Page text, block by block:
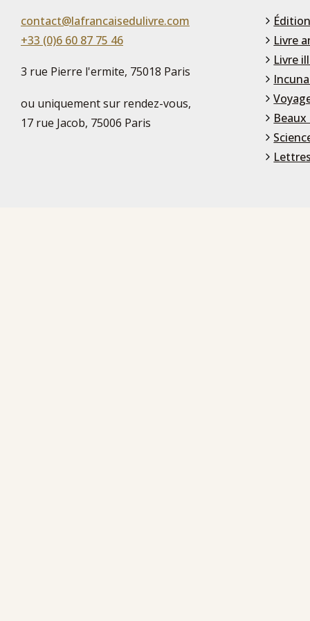
contact@lafrancaisedulivre.com
+33 (0)6 60 87 75 46
3 rue Pierre l'ermite, 75018 Paris
ou uniquement sur rendez-vous,
17 rue Jacob, 75006 Paris
Livre
Livre